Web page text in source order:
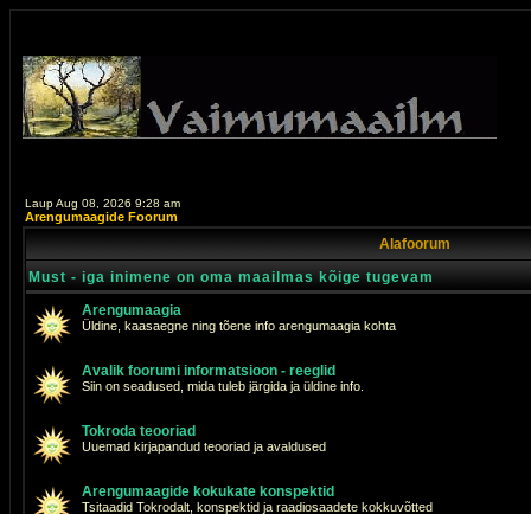
Laup Aug 08, 2026 9:28 am
Arengumaagide Foorum
Alafoorum
Must - iga inimene on oma maailmas kõige tugevam
Arengumaagia
Üldine, kaasaegne ning tõene info arengumaagia kohta
Avalik foorumi informatsioon - reeglid
Siin on seadused, mida tuleb järgida ja üldine info.
Tokroda teooriad
Uuemad kirjapandud teooriad ja avaldused
Arengumaagide kokukate konspektid
Tsitaadid Tokrodalt, konspektid ja raadiosaadete kokkuvõtted